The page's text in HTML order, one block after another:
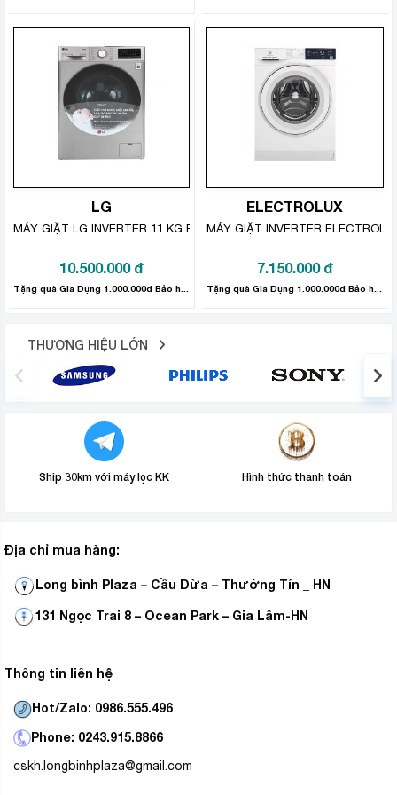
Máy giặt LG Inverter 13 kg T2313VSAB tích hợp Công
nghệ đấm nước Punch+3 có cấu tạo đấm nước nằm ở
giữa mâm giặt chính, đồng thời kết hợp 3 mâm giặt phụ
xung quanh để tạo ra những dòng nước xoáy cực mạnh
nhào trộn quần áo lên xuống liên tục theo phương thẳng
đứng, giúpquần áo được giặt sạch đồng đều.
Công nghệ Smart Diagnosis
Máy giặt LG Inverter 13 kg T2313VSAB sở hữu công
nghệ Smart Diagnosis trên điện thoại thông minh, giúp
phí sửa chữa cho bạn.
LG
MÁY GIẶT LG INVERTER 11 KG FV1411S4P
10.500.000 đ
ELECTROLUX
MÁY GIẶT INVERTER
7.150.000 đ
THƯƠNG HIỆU LỚN
Ship 30km với máy lọc KK Hình thức thanh toán
Địa chỉ mua hàng:
Long bình Plaza – Cầu Dừa – Thường Tín _ HN
131 Ngọc Trai 8 – Ocean Park – Gia Lâm-HN
Thông tin liên hệ
Hot/Zalo: 0986.555.496
Phone: 0243.915.8866
cskh.longbinhplaza@gmail.com